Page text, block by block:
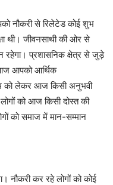
नौकरी से रिलेटेड कोई शुभ
थी। जीवनसाथी की ओर से
रहेगा। प्रशासनिक क्षेत्र से जुड़े
आज आपको आर्थिक
को लेकर आज किसी अनुभवी
को आज किसी दोस्त की
को समाज में मान-सम्मान
नौकरी कर रहे लोगों को कोई